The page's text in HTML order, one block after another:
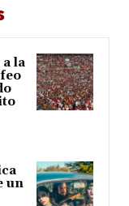
la
un